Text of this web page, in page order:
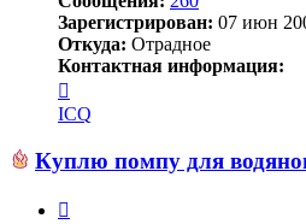
Зарегистрирован: 07 июн
Откуда: Отрадное
Контактная информация:
информация
пользователя
ICQ
Куплю помпу для